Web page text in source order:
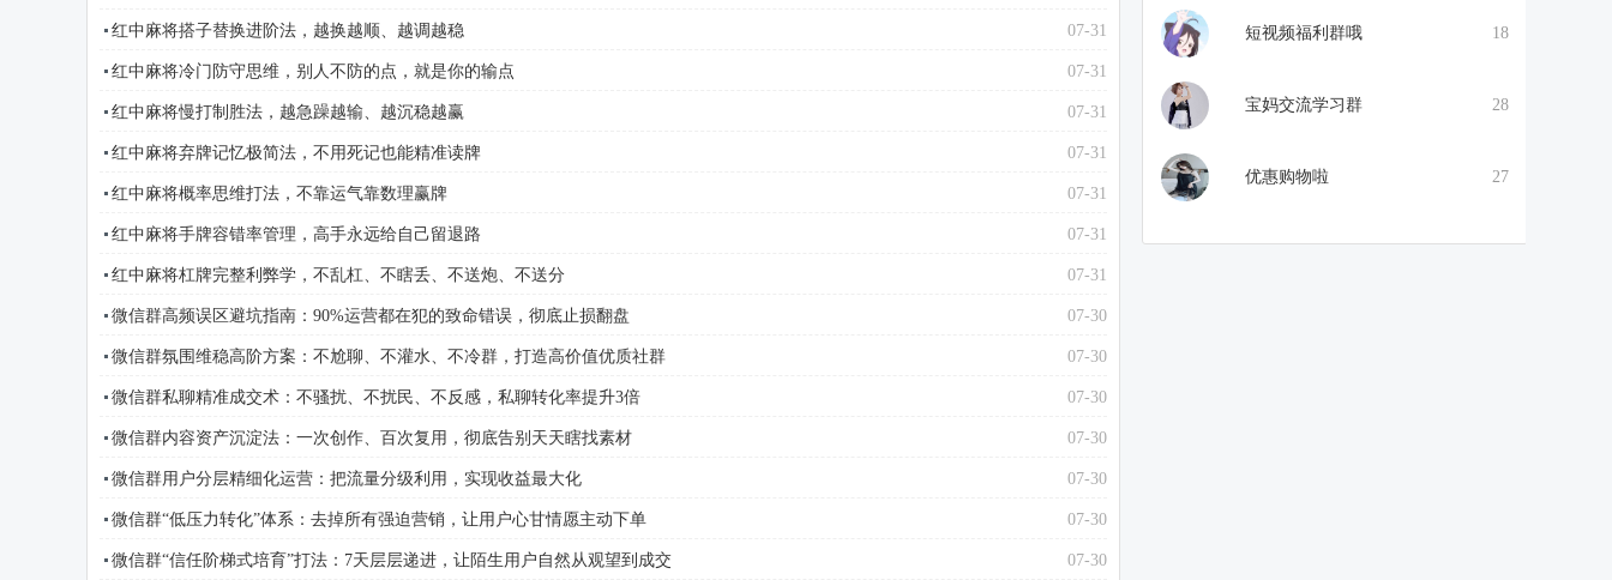
红中麻将搭子替换进阶法，越换越顺、越调越稳 07-31
红中麻将冷门防守思维，别人不防的点，就是你的输点 07-31
红中麻将慢打制胜法，越急躁越输、越沉稳越赢 07-31
红中麻将弃牌记忆极简法，不用死记也能精准读牌 07-31
红中麻将概率思维打法，不靠运气靠数理赢牌 07-31
红中麻将手牌容错率管理，高手永远给自己留退路 07-31
红中麻将杠牌完整利弊学，不乱杠、不瞎丢、不送炮、不送分 07-31
微信群高频误区避坑指南：90%运营都在犯的致命错误，彻底止损翻盘 07-30
微信群氛围维稳高阶方案：不尬聊、不灌水、不冷群，打造高价值优质社群 07-30
微信群私聊精准成交术：不骚扰、不扰民、不反感，私聊转化率提升3倍 07-30
微信群内容资产沉淀法：一次创作、百次复用，彻底告别天天瞎找素材 07-30
微信群用户分层精细化运营：把流量分级利用，实现收益最大化 07-30
微信群“低压力转化”体系：去掉所有强迫营销，让用户心甘情愿主动下单 07-30
微信群“信任阶梯式培育”打法：7天层层递进，让陌生用户自然从观望到成交 07-30
短视频福利群哦 18
宝妈交流学习群 28
优惠购物啦 27